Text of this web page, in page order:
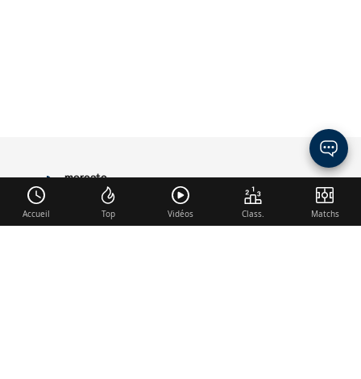
mercato
PARIS
Accueil Top Vidéos Class. Matchs